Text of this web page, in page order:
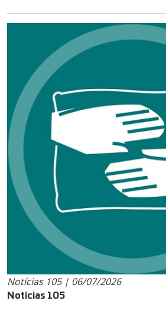
Notícias 105 | 06/07/2026
Noticias 105